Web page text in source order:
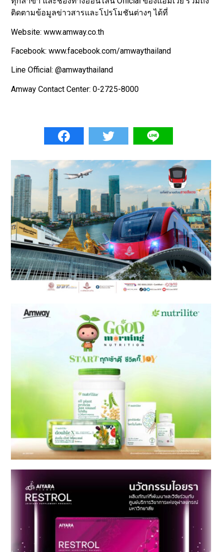
ติดตามข้อมูลข่าวสารและโปรโมชันต่างๆ ได้ที่
Website: www.amway.co.th
Facebook: www.facebook.com/amwaythailand
Line Official: @amwaythailand
Amway Contact Center: 0-2725-8000